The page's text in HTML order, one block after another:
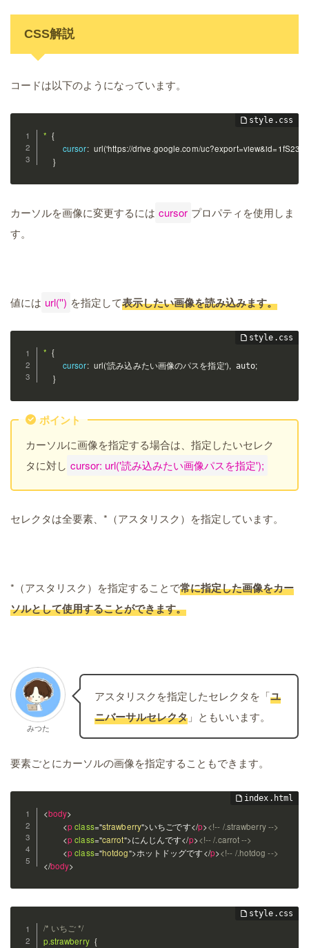
CSS解説
コードは以下のようになっています。
* {
cursor: url('https://drive.google.com/
}
カーソルを画像に変更するには cursor プロパティを使用しま
す。
値には url('') を指定して表示したい画像を読み込みます。
* {
cursor: url('読み込みたい画像のパスを指定'), auto;
}
ポイント
カーソルに画像を指定する場合は、指定したいセレク
タに対し cursor: url('読み込みたい画像パスを指定');
セレクタは全要素、*（アスタリスク）を指定しています。
*（アスタリスク）を指定することで常に指定した画像をカー
ソルとして使用することができます。
みつた
アスタリスクを指定したセレクタを「ユ
ニバーサルセレクタ 」ともいいます。
要素ごとにカーソルの画像を指定することもできます。
<body>
<p class="strawberry"> いちごです</p><!-- /.strawberry -->
<p class="carrot"> にんじんです</p><!-- /.carrot -->
<p class="hotdog"> ホットドッグです</p><!-- /.hotdog -->
</body>
/* いちご */
p.strawberry {